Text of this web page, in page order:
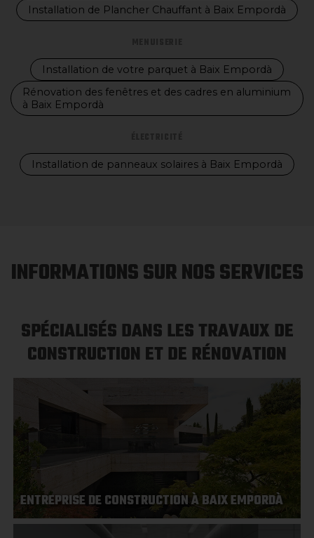
Installation de Plancher Chauffant à Baix Empordà
Installation de votre parquet à Baix Empordà
Rénovation des fenêtres et des cadres en aluminium
à Baix Empordà
Installation de panneaux solaires à Baix Empordà
INFORMATIONS SUR NOS SERVICES
SPÉCIALISÉS DANS LES TRAVAUX DE
CONSTRUCTION ET DE RÉNOVATION
ENTREPRISE DE CONSTRUCTION À BAIX EMPORDÀ